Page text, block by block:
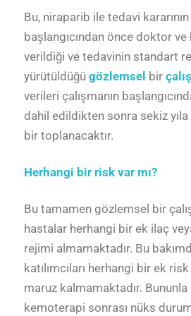
Bu, niraparib ile tedavi kararının
başlangıcından önce doktor
verildiği ve tedavinin standart
yürütüldüğü gözlemsel bir
verileri çalışmanın
dahil edildikten sonra sekiz yıla
bir toplanacaktır.
Herhangi bir risk var mı?
Bu tamamen gözlemsel bir
hastalar herhangi bir ek ilaç
rejimi almamaktadır. Bu
katılımcıları herhangi bir ek
maruz kalmamaktadır.
kemoterapi sonrası nüks